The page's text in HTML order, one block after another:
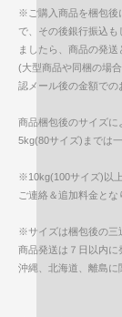
※ご購入商品を梱包後
で、その後銀行振込
ましたら、商品の発送
(大型商品や同梱の場
認メール後の金額での
商品梱包後のサイズに
5kg(80サイズ)までは
※10kg(100サイズ)以
ご連絡＆追加料金と
※サイズは梱包後の三
商品発送は７日以内に
沖縄、北海道、離島に